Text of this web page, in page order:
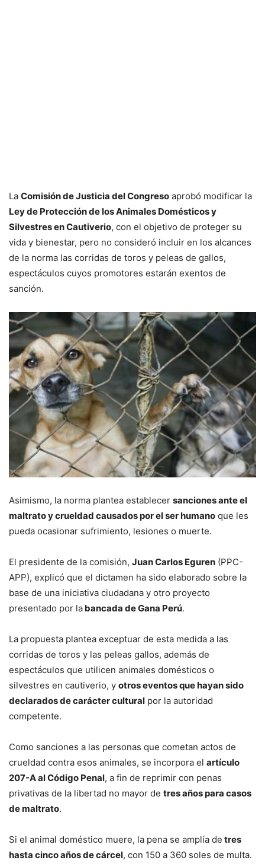
La Comisión de Justicia del Congreso aprobó modificar la
Ley de Protección de los Animales Domésticos y
Silvestres en Cautiverio, con el objetivo de proteger su
vida y bienestar, pero no consideró incluir en los alcances
de la norma las corridas de toros y peleas de gallos,
espectáculos cuyos promotores estarán exentos de
sanción.
Asimismo, la norma plantea establecer sanciones ante el
maltrato y crueldad causados por el ser humano que les
pueda ocasionar sufrimiento, lesiones o muerte.
El presidente de la comisión, Juan Carlos Eguren (PPC-
APP), explicó que el dictamen ha sido elaborado sobre la
base de una iniciativa ciudadana y otro proyecto
presentado por la bancada de Gana Perú.
La propuesta plantea exceptuar de esta medida a las
corridas de toros y las peleas gallos, además de
espectáculos que utilicen animales domésticos o
silvestres en cautiverio, y otros eventos que hayan sido
declarados de carácter cultural por la autoridad
competente.
Como sanciones a las personas que cometan actos de
crueldad contra esos animales, se incorpora el artículo
207-A al Código Penal, a fin de reprimir con penas
privativas de la libertad no mayor de tres años para casos
de maltrato.
Si el animal doméstico muere, la pena se amplía de tres
hasta cinco años de cárcel, con 150 a 360 soles de multa.